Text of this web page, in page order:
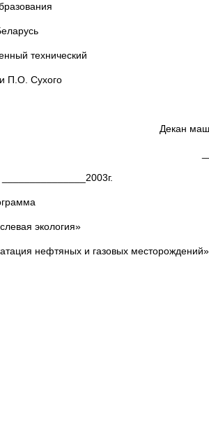
технический
П.О. Сухого
Декан
экология»
нефтяных и газовых месторождений»